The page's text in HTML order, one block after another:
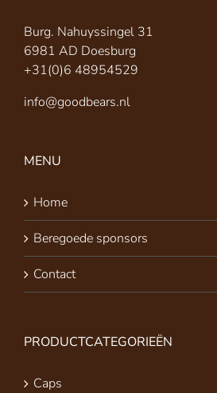
Burg. Nahuyssingel 31
6981 AD Doesburg
+31(0)6 48954529
info@goodbears.nl
MENU
Home
Beregoede sponsors
Contact
PRODUCTCATEGORIEËN
Caps